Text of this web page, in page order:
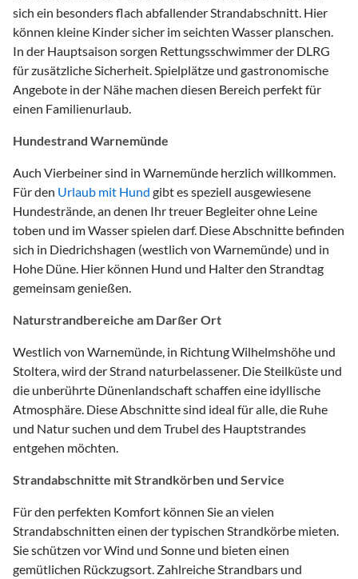
sich ein besonders flach abfallender Strandabschnitt. Hier
können kleine Kinder sicher im seichten Wasser planschen.
In der Hauptsaison sorgen Rettungsschwimmer der DLRG
für zusätzliche Sicherheit. Spielplätze und gastronomische
Angebote in der Nähe machen diesen Bereich perfekt für
einen Familienurlaub.
Hundestrand Warnemünde
Auch Vierbeiner sind in Warnemünde herzlich willkommen.
Für den Urlaub mit Hund gibt es speziell ausgewiesene
Hundestrände, an denen Ihr treuer Begleiter ohne Leine
toben und im Wasser spielen darf. Diese Abschnitte befinden
sich in Diedrichshagen (westlich von Warnemünde) und in
Hohe Düne. Hier können Hund und Halter den Strandtag
gemeinsam genießen.
Naturstrandbereiche am Darßer Ort
Westlich von Warnemünde, in Richtung Wilhelmshöhe und
Stoltera, wird der Strand naturbelassener. Die Steilküste und
die unberührte Dünenlandschaft schaffen eine idyllische
Atmosphäre. Diese Abschnitte sind ideal für alle, die Ruhe
und Natur suchen und dem Trubel des Hauptstrandes
entgehen möchten.
Strandabschnitte mit Strandkörben und Service
Für den perfekten Komfort können Sie an vielen
Strandabschnitten einen der typischen Strandkörbe mieten.
Sie schützen vor Wind und Sonne und bieten einen
gemütlichen Rückzugsort. Zahlreiche Strandbars und